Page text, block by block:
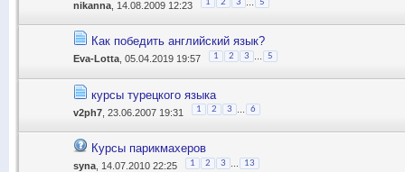
nikanna , 14.08.2009 12:23 1 2 3 5
Как победить английский язык?
Eva-Lotta , 05.04.2019 19:57 1 2 3 5
курсы турецкого языка
v2ph7 , 23.06.2007 19:31 1 2 3 6
Курсы парикмахеров
syna , 14.07.2010 22:25 1 2 3 13